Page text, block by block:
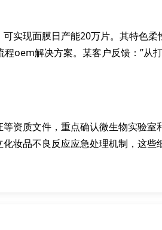
实现面膜日产能20万片。其特色柔
oem解决方案。某客户反馈：”从
资质文件，重点确认微生物实验室
妆品不良反应应急处理机制，这些